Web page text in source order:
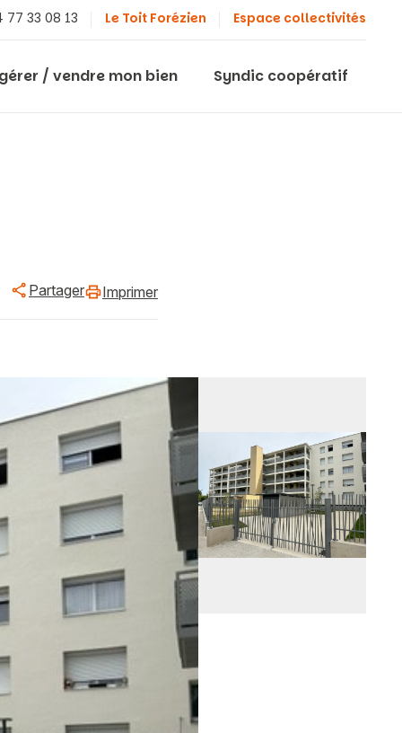
77 33 08 13 Le Toit Forézien Espace collectivités
/ vendre mon bien Syndic coopératif
Partager Imprimer